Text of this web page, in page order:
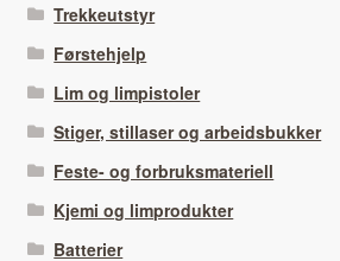
Trekkeutstyr
Førstehjelp
Lim og limpistoler
Stiger, stillaser og arbeidsbukker
Feste- og forbruksmateriell
Kjemi og limprodukter
Batterier